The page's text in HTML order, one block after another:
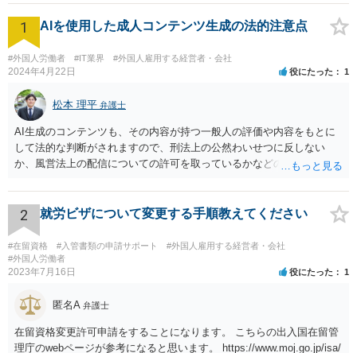
1 AIを使用した成人コンテンツ生成の法的注意点
#外国人労働者 #IT業界 #外国人雇用する経営者・会社
2024年4月22日 役にたった 1
松本 理平 弁護士
AI生成のコンテンツも、その内容が持つ一般人の評価や内容をもとに
して法的な判断がされますので、刑法上の公然わいせつに反しない
か、風営法上の配信についての許可を取っているかなどの検討が必要
うかの問題も生じます。
2 就労ビザについて変更する手順教えてください
#在留資格 #入管書類の申請サポート
#外国人雇用する経営者・会社
#外国人労働者
2023年7月16日 役にたった 1
匿名A 弁護士
在留資格変更許可申請をすることになります。 こちらの出入国在留管
理庁のwebページが参考になると思います。 https://www.moj.go.jp/isa/